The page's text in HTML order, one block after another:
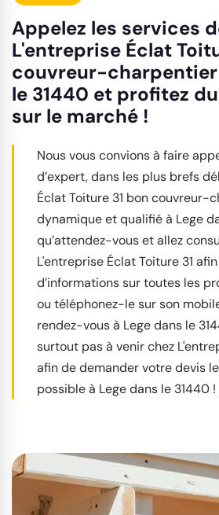
Appelez les services
L'entreprise Éclat
couvreur-charpentier
le 31440 et profitez
sur le marché !
Nous vous convions à faire
d’expert, dans les plus brefs
Éclat Toiture 31 bon couvreur-
dynamique et qualifié à Lege
qu’attendez-vous et allez
L'entreprise Éclat Toiture 31
d’informations sur toutes les
ou téléphonez-le sur son
rendez-vous à Lege dans le
surtout pas à venir chez
afin de demander votre devis
possible à Lege dans le 31440 !